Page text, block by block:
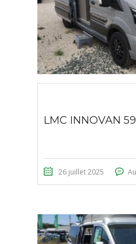
LMC INNOVAN
26 juillet 2025